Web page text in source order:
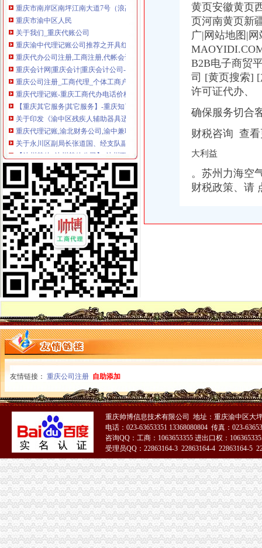
重庆市渝中区人民
关于我们_重庆代账公司
重庆渝中代理记账公司推荐之开具红字发票疑问-商务服务-六安新闻网
重庆代办公司注册,工商注册,代帐会计,代理记账,代办营_重庆代账公司
重庆会计网|重庆会计|重庆会计公司-重庆酷易搜
重庆公司注册_工商代理_个体工商户_分公司_进出口权申请_营业执照
重庆代理记账-重庆工商代办电话价格-重庆营业执照代办-重庆注册公司-
【重庆其它服务|其它服务】-重庆知了信息网
关于印发《渝中区残疾人辅助器具适配实施办法》的通知
重庆代理记账,渝北财务公司,渝中兼职会计
关于永川区副局长张道国、经支队副队长吕正彬等人对永福公
【达州其他_达州其他公司】-达州百姓网
重庆市渝中区新华路45、47号（圣名国际时装城）第1层1063#非住宅
充移动话费100厂家_充移动话费100公司-阿里巴巴公司黄页
徐工重庆工程机械公司与重庆旭源工程设备有限公司、赵何异、汤庆珉
50元话费厂家_50元话费厂家/公司-阿里巴巴公司黄页
什么是代理记账恒茂告诉你？_重庆恒茂投资管理有限公司_金泉网
【重庆公司注册/年检】-88重庆分类信息
关于印发《渝中区残疾人康复训练补助实施办法》（试行）的通知
可上门签约_重庆公司注册_代办公司_代理工商注册登记_分公司_个体
重庆星都大厦15处房产拍卖-渝中区办公商务楼拍卖公告-众拍网
重庆工商代办_重庆代理记账_重庆公司注册-重庆橙柚青工商咨询有限
重庆公司注册_工商代理_个体工商户_分公司_进出口权申请_营业执照
【重庆商务服务|重庆商务服务公司|重庆商务网】-重庆知了信息网
：太集团对外投资暨关联交易公告_交易所公告_市场_中金
【北京分类信息】北京免费发布信息网-北京58同城
重庆渝中公司注册和代理记账那家好？-商务服务-六安新闻网
青商聚丰小额贷款公司10%股份拍卖-渝中区股权权拍卖公告-众拍网
重庆亿源财税咨询有限公司简介地址、电话、介绍_重庆黄页_贸易地
重庆渝中区专业代理记账-商务服务-番禺社区网
贷款频道_重庆资讯_腾讯·大渝网
重庆市渝中区中山一路148号第四层商业用房拍卖公告_新浪重庆今荣_
四川朝机器厂与上海重庆汽车摩托车经营公司、重庆海庆实业总公司
渝中区代账公司
50元话费厂家_50元话费厂家/公司-阿里巴巴公司黄页
重庆普飞代理记账有限公司
重庆代办公司注册,工商注册,代帐会计,代理记账,代办营_重庆代账公司
重庆工商代办_重庆代理记账_重庆公司注册-重庆橙柚青工商咨询有限
【重庆渝中区代理记账|代理记账公司|会计代理记账】-重庆赶集网
关于永川区副局长张道国、经支队副队长吕正彬等人对永福公
（中天光美地）4幢-1层8号、3号车库负1层车位60号停车用房和渝
可上门签约_重庆公司注册_代办公司_代理工商注册登记_分公司_个体
重庆市渝中区中山一路148号第四层商业用房拍卖公告_新浪重庆今荣_
重庆渝中代理记账公司推荐之开具红字发票疑问-商务服务-六安新闻网
黄页安徽黄页
页河南黄页新
广|网站地图|网
B2B电子商贸
司 [黄页搜索]
许可证代办、
确保服务切合
财税咨询 查看
大利益
。苏州力海空
财税政策、请
友情链接： 重庆公司注册 自助添加
重庆帅博信息技术有限公司 地址：重庆渝中区大
电话：023-63653351 13368080804 传真：023-
咨询QQ：工商：1063653355 进出口权：
受理员QQ：22863164-3 22863164-4 22863164-5
51La